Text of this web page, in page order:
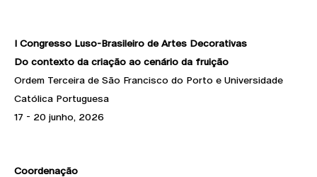
I Congresso Luso-Brasileiro de Artes Decorativas
Do contexto da criação ao cenário da fruição
Ordem Terceira de São Francisco do Porto e Universidade
Católica Portuguesa
17 - 20 junho, 2026
Coordenação